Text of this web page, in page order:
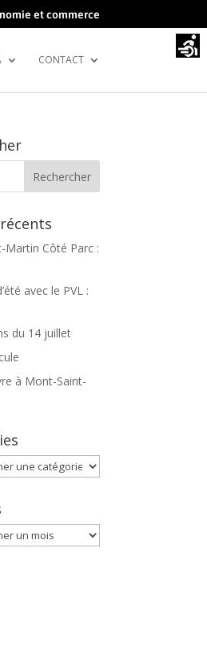
et commerce
CONTACT
Martin Côté Parc :
avec le PVL :
du 14 juillet
à Mont-Saint-